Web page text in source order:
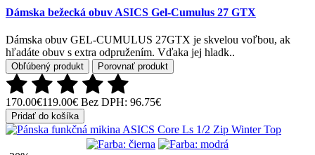
Dámska bežecká obuv ASICS Gel-Cumulus 27 GTX
Dámska obuv GEL-CUMULUS 27GTX je skvelou voľbou, ak
hľadáte obuv s extra odpružením. Vďaka jej hladk..
Obľúbený produkt Porovnať produkt
170.00€119.00€ Bez DPH: 96.75€
Pridať do košíka